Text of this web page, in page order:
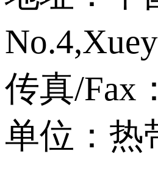
传真/Fax
单位：热